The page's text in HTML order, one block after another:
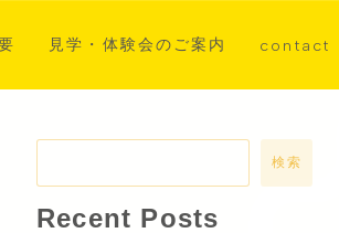
募集
見学・体験会のご案内 contact
検索
Recent Posts